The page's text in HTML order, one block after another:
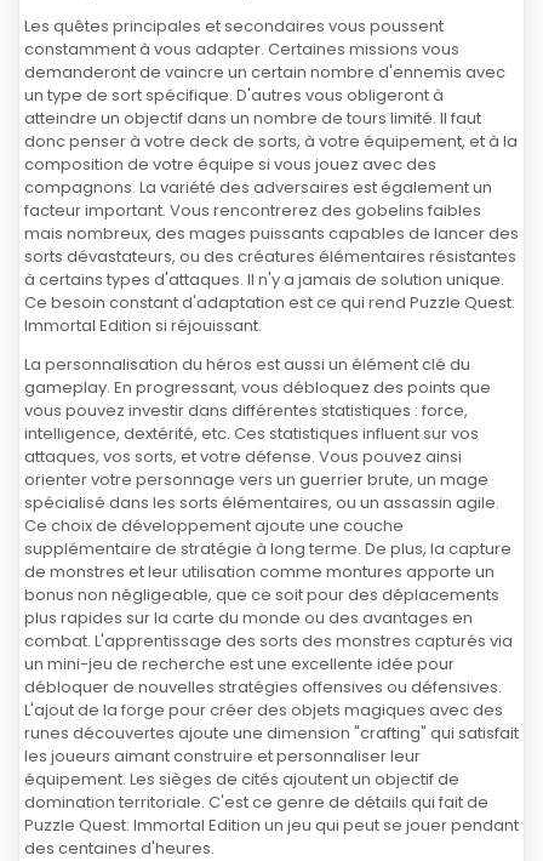
Les quêtes principales et secondaires vous poussent
constamment à vous adapter. Certaines missions vous
demanderont de vaincre un certain nombre d'ennemis avec
un type de sort spécifique. D'autres vous obligeront à
atteindre un objectif dans un nombre de tours limité. Il faut
donc penser à votre deck de sorts, à votre équipement, et à la
composition de votre équipe si vous jouez avec des
compagnons. La variété des adversaires est également un
facteur important. Vous rencontrerez des gobelins faibles
mais nombreux, des mages puissants capables de lancer des
sorts dévastateurs, ou des créatures élémentaires résistantes
à certains types d'attaques. Il n'y a jamais de solution unique.
Ce besoin constant d'adaptation est ce qui rend Puzzle Quest:
Immortal Edition si réjouissant.
La personnalisation du héros est aussi un élément clé du
gameplay. En progressant, vous débloquez des points que
vous pouvez investir dans différentes statistiques : force,
intelligence, dextérité, etc. Ces statistiques influent sur vos
attaques, vos sorts, et votre défense. Vous pouvez ainsi
orienter votre personnage vers un guerrier brute, un mage
spécialisé dans les sorts élémentaires, ou un assassin agile.
Ce choix de développement ajoute une couche
supplémentaire de stratégie à long terme. De plus, la capture
de monstres et leur utilisation comme montures apporte un
bonus non négligeable, que ce soit pour des déplacements
plus rapides sur la carte du monde ou des avantages en
combat. L'apprentissage des sorts des monstres capturés via
un mini-jeu de recherche est une excellente idée pour
débloquer de nouvelles stratégies offensives ou défensives.
L'ajout de la forge pour créer des objets magiques avec des
runes découvertes ajoute une dimension "crafting" qui satisfait
les joueurs aimant construire et personnaliser leur
équipement. Les sièges de cités ajoutent un objectif de
domination territoriale. C'est ce genre de détails qui fait de
Puzzle Quest: Immortal Edition un jeu qui peut se jouer pendant
des centaines d'heures.